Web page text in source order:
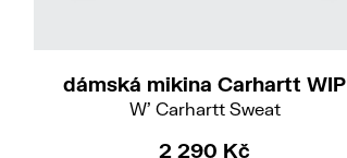
dámská mikina Carhartt WIP
W' Carhartt Sweat
2 290 Kč